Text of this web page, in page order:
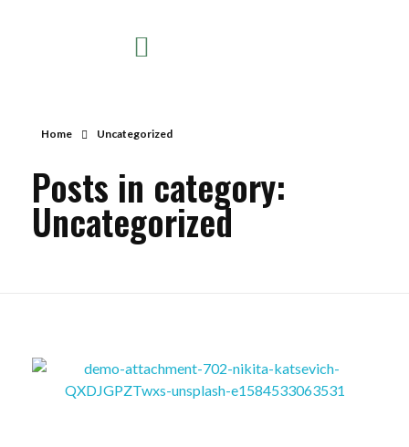
Home Uncategorized
Posts in category:
Uncategorized